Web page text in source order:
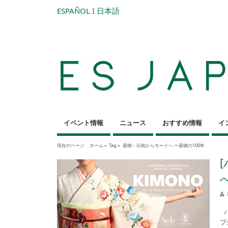
ESPAÑOL I 日本語
イベント情報 ニュース おすすめ情報 イ
現在のページ : ホーム » Tag » 着物：伝統からモードへ ー着物の100年
[